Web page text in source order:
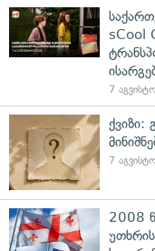
sCool
7
ქვიზი:
7
2008